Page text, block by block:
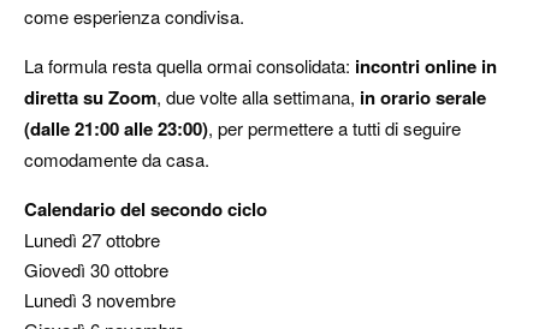
come esperienza condivisa.
La formula resta quella ormai consolidata: incontri online in
diretta su Zoom, due volte alla settimana, in orario serale
(dalle 21:00 alle 23:00), per permettere a tutti di seguire
comodamente da casa.
Calendario del secondo ciclo
Lunedì 27 ottobre
Giovedì 30 ottobre
Lunedì 3 novembre